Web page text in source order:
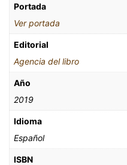
Portada
Ver portada
Editorial
Agencia del libro
Año
2019
Idioma
Español
ISBN